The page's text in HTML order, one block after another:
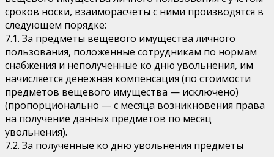
сроков носки, взаиморасчеты с ними производятся в
следующем порядке:
7.1. За предметы вещевого имущества личного
пользования, положенные сотрудникам по нормам
снабжения и неполученные ко дню увольнения, им
начисляется денежная компенсация (по стоимости
предметов вещевого имущества — исключено)
(пропорционально — с месяца возникновения права
на получение данных предметов по месяц
увольнения).
7.2. За полученные ко дню увольнения предметы